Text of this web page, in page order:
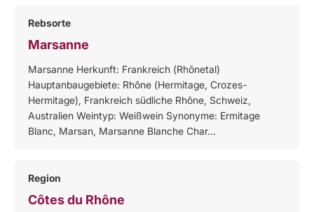
Rebsorte
Marsanne
Marsanne Herkunft: Frankreich (Rhônetal)
Hauptanbaugebiete: Rhône (Hermitage, Crozes-
Hermitage), Frankreich südliche Rhône, Schweiz,
Australien Weintyp: Weißwein Synonyme: Ermitage
Blanc, Marsan, Marsanne Blanche Char...
Region
Côtes du Rhône